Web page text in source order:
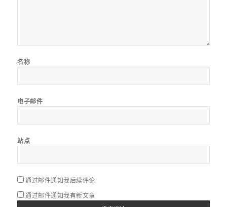
名称
电子邮件
站点
通过邮件通知我后续评论
通过邮件通知我有新文章